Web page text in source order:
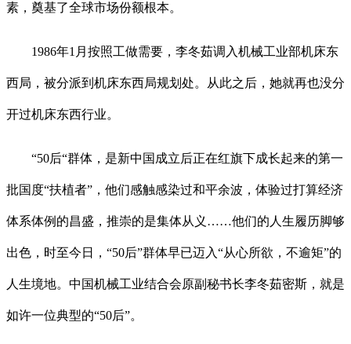
素，奠基了全球市场份额根本。
1986年1月按照工做需要，李冬茹调入机械工业部机床东
西局，被分派到机床东西局规划处。从此之后，她就再也没分
开过机床东西行业。
“50后“群体，是新中国成立后正在红旗下成长起来的第一
批国度“扶植者”，他们感触感染过和平余波，体验过打算经济
体系体例的昌盛，推崇的是集体从义……他们的人生履历脚够
出色，时至今日，“50后”群体早已迈入“从心所欲，不逾矩”的
人生境地。中国机械工业结合会原副秘书长李冬茹密斯，就是
如许一位典型的“50后”。